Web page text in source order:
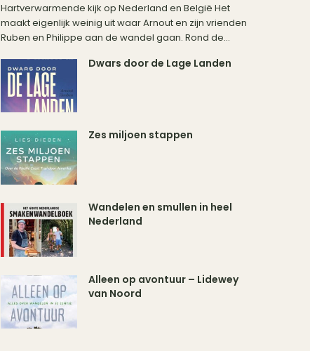
Hartverwarmende kijk op Nederland en België Het
maakt eigenlijk weinig uit waar Arnout en zijn vrienden
Ruben en Philippe aan de wandel gaan. Rond de...
Dwars door de Lage Landen
Zes miljoen stappen
Wandelen en smullen in heel
Nederland
Alleen op avontuur – Lidewey
van Noord